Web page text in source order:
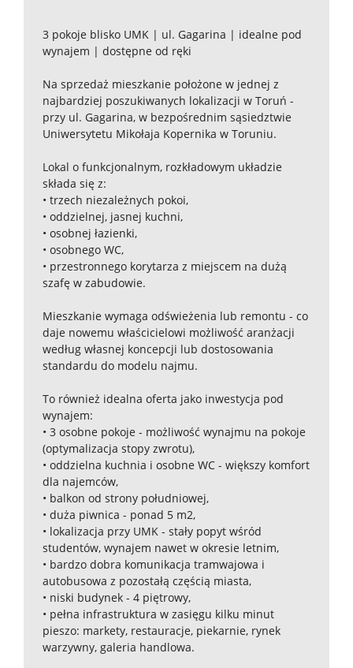
3 pokoje blisko UMK | ul. Gagarina | idealne pod
wynajem | dostępne od ręki
Na sprzedaż mieszkanie położone w jednej z
najbardziej poszukiwanych lokalizacji w Toruń -
przy ul. Gagarina, w bezpośrednim sąsiedztwie
Uniwersytetu Mikołaja Kopernika w Toruniu.
Lokal o funkcjonalnym, rozkładowym układzie
składa się z:
• trzech niezależnych pokoi,
• oddzielnej, jasnej kuchni,
• osobnej łazienki,
• osobnego WC,
• przestronnego korytarza z miejscem na dużą
szafę w zabudowie.
Mieszkanie wymaga odświeżenia lub remontu - co
daje nowemu właścicielowi możliwość aranżacji
według własnej koncepcji lub dostosowania
standardu do modelu najmu.
To również idealna oferta jako inwestycja pod
wynajem:
• 3 osobne pokoje - możliwość wynajmu na pokoje
(optymalizacja stopy zwrotu),
• oddzielna kuchnia i osobne WC - większy komfort
dla najemców,
• balkon od strony południowej,
• duża piwnica - ponad 5 m2,
• lokalizacja przy UMK - stały popyt wśród
studentów, wynajem nawet w okresie letnim,
• bardzo dobra komunikacja tramwajowa i
autobusowa z pozostałą częścią miasta,
• niski budynek - 4 piętrowy,
• pełna infrastruktura w zasięgu kilku minut
pieszo: markety, restauracje, piekarnie, rynek
warzywny, galeria handlowa.